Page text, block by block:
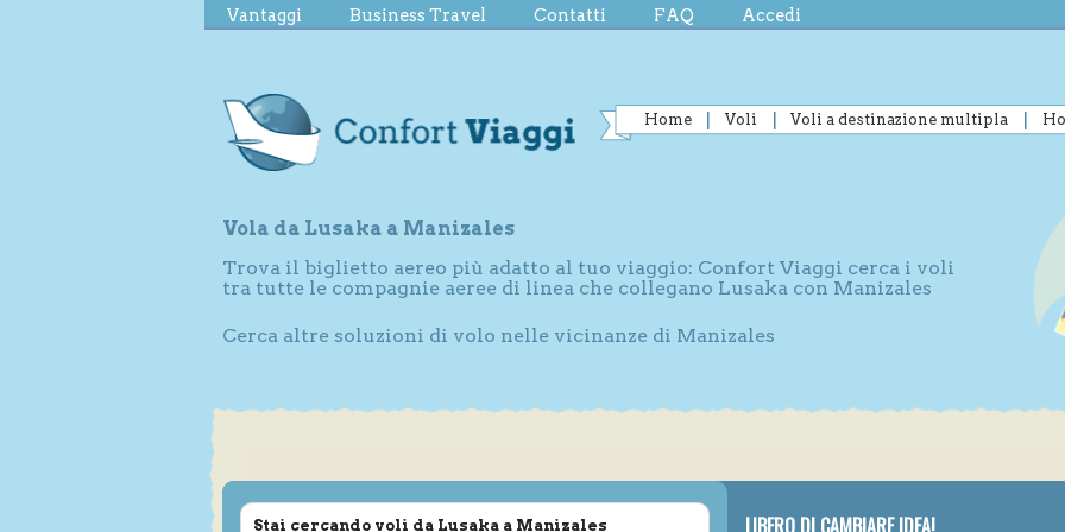
Vantaggi Business Travel Contatti FAQ Accedi
Home Voli Voli a destinazione multipla
Vola da Lusaka a Manizales
Trova il biglietto aereo più adatto al tuo viaggio: Confort Viaggi cerca i voli
tra tutte le compagnie aeree di linea che collegano Lusaka con Manizales
Cerca altre soluzioni di volo nelle vicinanze di Manizales
Stai cercando voli da Lusaka a Manizales LIBERO DI CAMBIARE IDEA!